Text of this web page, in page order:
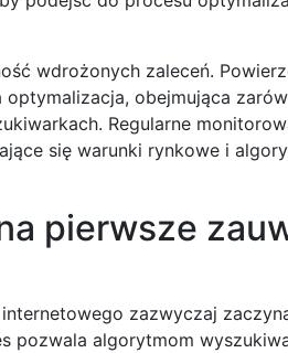
wdrożonych zaleceń.
obejmująca
Regularne
się warunki rynkowe i
pierwsze
zazwyczaj
pozwala algorytmom